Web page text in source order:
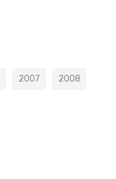
2007 2008